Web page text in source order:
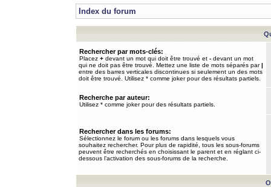
Index du forum
Rechercher par mots-clés:
Placez + devant un mot qui doit être trouvé et - devant un mot
qui ne doit pas être trouvé. Mettez une liste de mots séparés par|
entre des barres verticales discontinues si seulement un des mots
doit être trouvé. Utilisez * comme joker pour des résultats partiels.
Recherche par auteur:
Utilisez * comme joker pour des résultats partiels.
Rechercher dans les forums:
Sélectionnez le forum ou les forums dans lesquels vous
souhaitez rechercher. Pour plus de rapidité, tous les sous-forums
peuvent être recherchés en choisissant le parent et en réglant ci-
dessous l’activation des sous-forums de la recherche.